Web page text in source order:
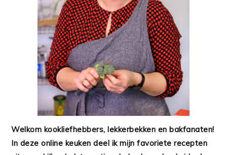
Welkom kookliefhebbers, lekkerbekken en bakfanaten!
In deze online keuken deel ik mijn favoriete recepten